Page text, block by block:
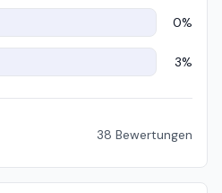
0%
3%
38 Bewertungen